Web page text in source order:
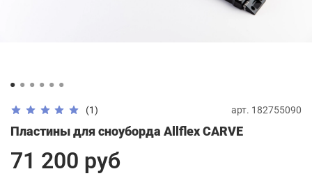
(1) арт. 182755090
Пластины для сноуборда Allflex CARVE
71 200 руб